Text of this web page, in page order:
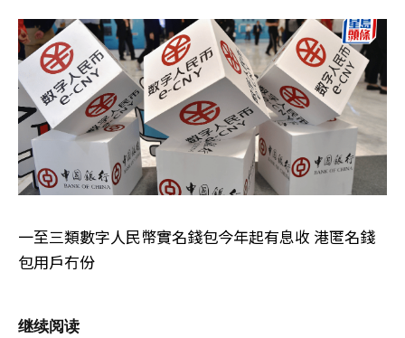
一至三類數字人民幣實名錢包今年起有息收 港匿名錢
包用戶冇份
继续阅读